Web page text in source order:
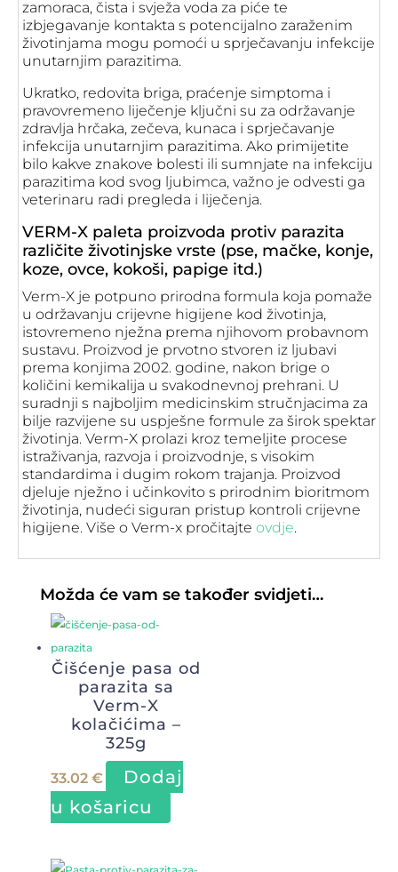
zamoraca, čista i svježa voda za piće te
izbjegavanje kontakta s potencijalno zaraženim
životinjama mogu pomoći u sprječavanju infekcije
unutarnjim parazitima.
Ukratko, redovita briga, praćenje simptoma i
pravovremeno liječenje ključni su za održavanje
zdravlja hrčaka, zečeva, kunaca i sprječavanje
infekcija unutarnjim parazitima. Ako primijetite
bilo kakve znakove bolesti ili sumnjate na infekciju
parazitima kod svog ljubimca, važno je odvesti ga
veterinaru radi pregleda i liječenja.
VERM-X paleta proizvoda protiv parazita
različite životinjske vrste (pse, mačke, konje,
koze, ovce, kokoši, papige itd.)
Verm-X je potpuno prirodna formula koja pomaže
u održavanju crijevne higijene kod životinja,
istovremeno nježna prema njihovom probavnom
sustavu. Proizvod je prvotno stvoren iz ljubavi
prema konjima 2002. godine, nakon brige o
količini kemikalija u svakodnevnoj prehrani. U
suradnji s najboljim medicinskim stručnjacima za
bilje razvijene su uspješne formule za širok spektar
životinja. Verm-X prolazi kroz temeljite procese
istraživanja, razvoja i proizvodnje, s visokim
standardima i dugim rokom trajanja. Proizvod
djeluje nježno i učinkovito s prirodnim bioritmom
životinja, nudeći siguran pristup kontroli crijevne
higijene. Više o Verm-x pročitajte ovdje.
Možda će vam se također svidjeti…
Čišćenje pasa od
parazita sa
Verm-X
kolačićima –
325g
33.02 €
Dodaj
u košaricu